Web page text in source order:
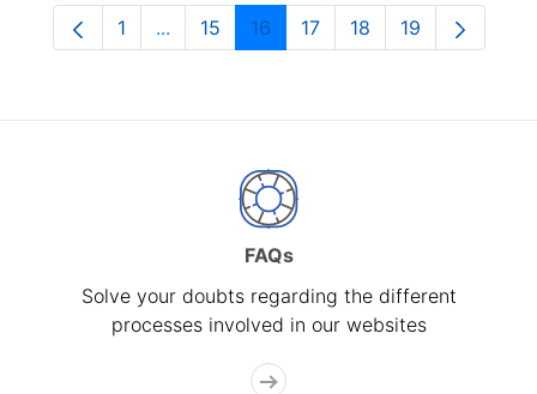
Page
1 ...Intermediate Pages Use TAB to navigate.
Page
15 Page
16 Page
17 Page
18 Page
19
FAQs
Solve your doubts regarding the different
processes involved in our websites